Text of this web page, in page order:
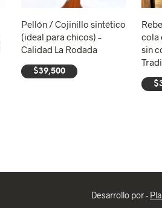
Pellón / Cojinillo sintético
(ideal para chicos) –
Calidad La Rodada
$39,500
cola
sin
$
Desarrollo por -